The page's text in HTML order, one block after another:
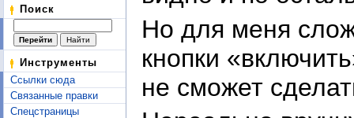
Поиск
Инструменты
Ссылки сюда
Связанные правки
Спецстраницы
Но для меня
кнопки
не сможет